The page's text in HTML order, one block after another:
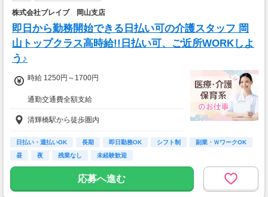
株式会社ブレイブ 岡山支店
即日から勤務開始できる日払い可の介護スタッフ 岡
山トップクラス高時給!!日払い可、ご近所WORKしよ
う♪
時給 1250円～1700円
通勤交通費全額支給
【週３で…】
・月収190,400円(時給1,700円×8時間×14日)
【週５で…】
・月収299,200円(時給1,700円×8時間×22日)
清輝橋駅から徒歩圏内
日払い・週払いOK 長期 即日勤務OK シフト制
副業・ＷワークOK
昼
夜 残業なし 未経験歓迎
応募へ進む